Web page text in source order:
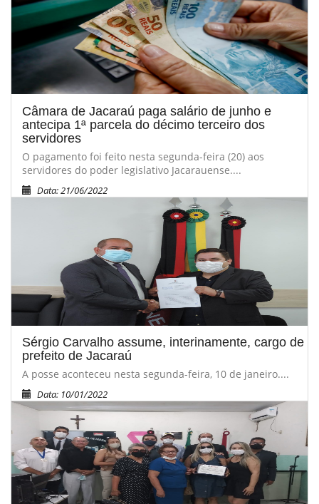
Câmara de Jacaraú paga salário de junho e
antecipa 1ª parcela do décimo terceiro dos
servidores
O pagamento foi feito nesta segunda-feira (20) aos
servidores do poder legislativo Jacarauense....
Data: 21/06/2022
Sérgio Carvalho assume, interinamente, cargo de
prefeito de Jacaraú
A posse aconteceu nesta segunda-feira, 10 de janeiro....
Data: 10/01/2022